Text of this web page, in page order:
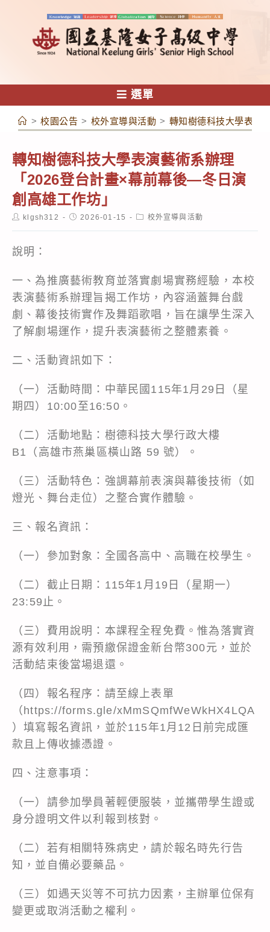
容
選單
> 校園公告 > 校外宣導與活動 > 轉知樹德科技大學表演
轉知樹德科技大學表演藝術系辦理
「2026登台計畫×幕前幕後—冬日演
創高雄工作坊」
Postklgsh312
Post2026-01-15
Post校外宣導與活動
說明：
一、為推廣藝術教育並落實劇場實務經驗，本校
表演藝術系辦理旨揭工作坊，內容涵蓋舞台戲
劇、幕後技術實作及舞蹈歌唱，旨在讓學生深入
了解劇場運作，提升表演藝術之整體素養。
二、活動資訊如下：
（一）活動時間：中華民國115年1月29日（星
期四）10:00至16:50。
（二）活動地點：樹德科技大學行政大樓
B1（高雄市燕巢區橫山路 59 號）。
（三）活動特色：強調幕前表演與幕後技術（如
燈光、舞台走位）之整合實作體驗。
三、報名資訊：
（一）參加對象：全國各高中、高職在校學生。
（二）截止日期：115年1月19日（星期一）
23:59止。
（三）費用說明：本課程全程免費。惟為落實資
源有效利用，需預繳保證金新台幣300元，並於
活動結束後當場退還。
（四）報名程序：請至線上表單
（https://forms.gle/xMmSQmfWeWkHX4LQA
）填寫報名資訊，並於115年1月12日前完成匯
款且上傳收據憑證。
四、注意事項：
（一）請參加學員著輕便服裝，並攜帶學生證或
身分證明文件以利報到核對。
（二）若有相關特殊病史，請於報名時先行告
知，並自備必要藥品。
（三）如遇天災等不可抗力因素，主辦單位保有
變更或取消活動之權利。